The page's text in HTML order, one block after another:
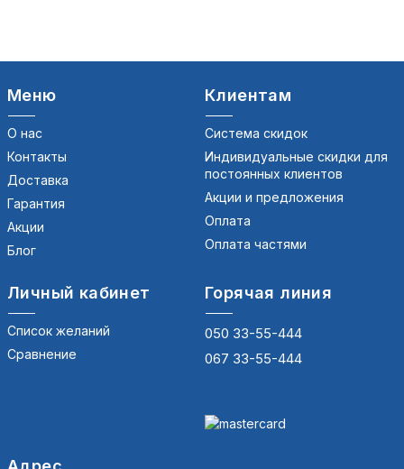
Меню
О нас
Контакты
Доставка
Гарантия
Акции
Блог
Клиентам
Система скидок
Индивидуальные скидки для
постоянных клиентов
Акции и предложения
Оплата
Оплата частями
Личный кабинет
Список желаний
Сравнение
Горячая линия
050 33-55-444
067 33-55-444